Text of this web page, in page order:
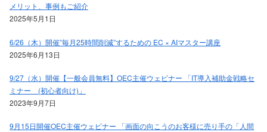
メリット、事例もご紹介
2025年5月1日
6/26（木）開催”毎月25時間削減”するための EC × AIマスター講座
2025年6月13日
9/27（水）開催【一般会員無料】OEC主催ウェビナー 「IT導入補助金戦略セ
ミナー (初心者向け)」
2023年9月7日
9月15日開催OEC主催ウェビナー 「画面の向こうのお客様に売り手の「人間